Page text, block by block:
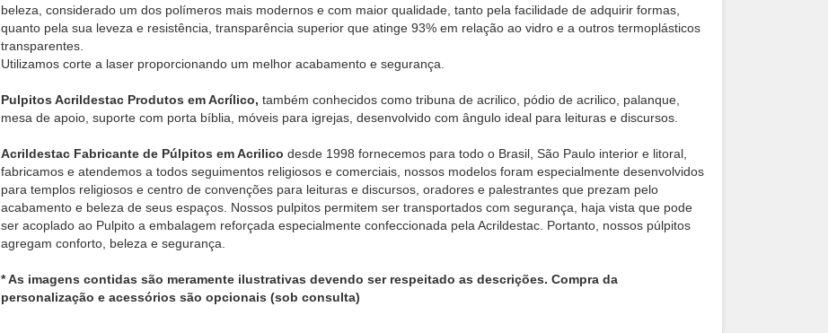
beleza, considerado um dos polímeros mais modernos e com maior qualidade, tanto pela facilidade de adquirir formas,
quanto pela sua leveza e resistência, transparência superior que atinge 93% em relação ao vidro e a outros termoplásticos
transparentes.
Utilizamos corte a laser proporcionando um melhor acabamento e segurança.
Pulpitos Acrildestac Produtos em Acrílico, também conhecidos como tribuna de acrilico, pódio de acrilico, palanque,
mesa de apoio, suporte com porta bíblia, móveis para igrejas, desenvolvido com ângulo ideal para leituras e discursos.
Acrildestac Fabricante de Púlpitos em Acrilico desde 1998 fornecemos para todo o Brasil, São Paulo interior e litoral,
fabricamos e atendemos a todos seguimentos religiosos e comerciais, nossos modelos foram especialmente desenvolvidos
para templos religiosos e centro de convenções para leituras e discursos, oradores e palestrantes que prezam pelo
acabamento e beleza de seus espaços. Nossos pulpitos permitem ser transportados com segurança, haja vista que pode
ser acoplado ao Pulpito a embalagem reforçada especialmente confeccionada pela Acrildestac. Portanto, nossos púlpitos
agregam conforto, beleza e segurança.
* As imagens contidas são meramente ilustrativas devendo ser respeitado as descrições. Compra da
personalização e acessórios são opcionais (sob consulta)